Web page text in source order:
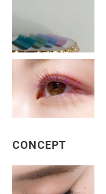
CONCEPT